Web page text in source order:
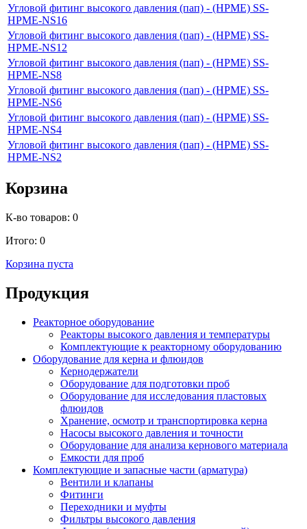
Угловой фитинг высокого давления (пап) - (HPME) SS-
HPME-NS16
Угловой фитинг высокого давления (пап) - (HPME) SS-
HPME-NS12
Угловой фитинг высокого давления (пап) - (HPME) SS-
HPME-NS8
Угловой фитинг высокого давления (пап) - (HPME) SS-
HPME-NS6
Угловой фитинг высокого давления (пап) - (HPME) SS-
HPME-NS4
Угловой фитинг высокого давления (пап) - (HPME) SS-
HPME-NS2
Корзина
К-во товаров: 0
Итого: 0
Корзина пуста
Продукция
Реакторное оборудование
Реакторы высокого давления и температуры
Комплектующие к реакторному оборудованию
Оборудование для керна и флюидов
Кернодержатели
Оборудование для подготовки проб
Оборудование для исследования пластовых
флюидов
Хранение, осмотр и транспортировка керна
Насосы высокого давления и точности
Оборудование для анализа кернового материала
Емкости для проб
Комплектующие и запасные части (арматура)
Вентили и клапаны
Фитинги
Переходники и муфты
Фильтры высокого давления